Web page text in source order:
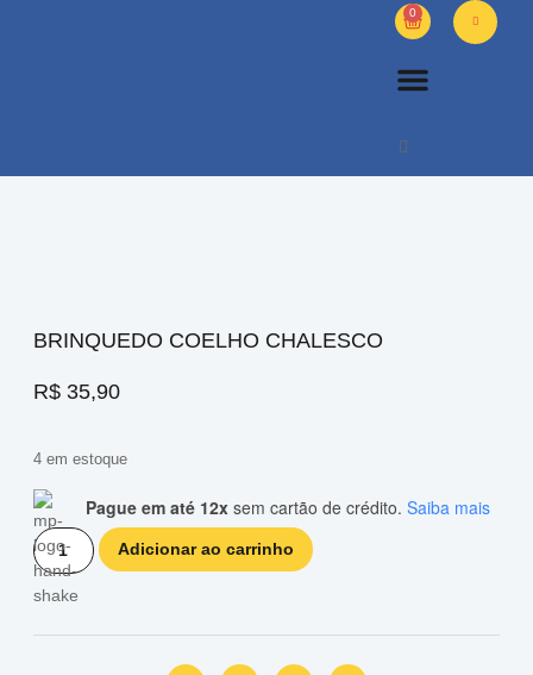
0
BRINQUEDO COELHO CHALESCO
R$ 35,90
4 em estoque
Pague em até 12x sem cartão de crédito. Saiba mais
Adicionar ao carrinho